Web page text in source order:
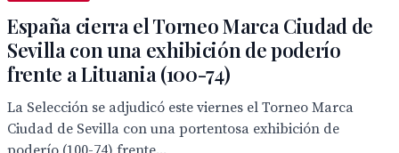
España cierra el Torneo Marca Ciudad de
Sevilla con una exhibición de poderío
frente a Lituania (100-74)
La Selección se adjudicó este viernes el Torneo Marca
Ciudad de Sevilla con una portentosa exhibición de